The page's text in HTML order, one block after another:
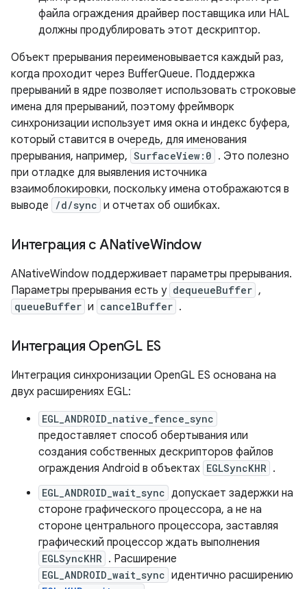
файла ограждения драйвер поставщика или HAL
должны продублировать этот дескриптор.
Объект прерывания переименовывается каждый раз,
когда проходит через BufferQueue. Поддержка
прерываний в ядре позволяет использовать строковые
имена для прерываний, поэтому фреймворк
синхронизации использует имя окна и индекс буфера,
который ставится в очередь, для именования
прерывания, например, SurfaceView:0 . Это полезно
при отладке для выявления источника
взаимоблокировки, поскольку имена отображаются в
выводе
/d/sync и отчетах об ошибках.
Интеграция с ANativeWindow
ANativeWindow поддерживает параметры прерывания.
Параметры прерывания есть у dequeueBuffer ,
queueBuffer и cancelBuffer .
Интеграция OpenGL ES
Интеграция синхронизации OpenGL ES основана на
двух расширениях EGL:
EGL_ANDROID_native_fence_sync
предоставляет способ обертывания или
создания собственных дескрипторов файлов
ограждения Android в объектах EGLSyncKHR .
EGL_ANDROID_wait_sync допускает задержки на
стороне графического процессора, а не на
стороне центрального процессора, заставляя
графический процессор ждать выполнения
EGLSyncKHR . Расширение
EGL_ANDROID_wait_sync идентично расширению